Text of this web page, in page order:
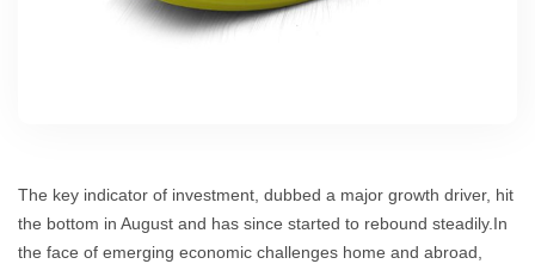
The key indicator of investment, dubbed a major growth driver, hit
the bottom in August and has since started to rebound steadily.In
the face of emerging economic challenges home and abroad,